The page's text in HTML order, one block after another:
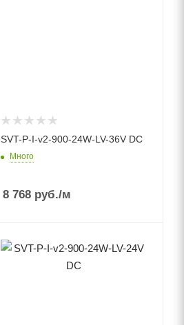
SVT-P-I-v2-900-24W-LV-36V DC
Много
8 768 руб./м